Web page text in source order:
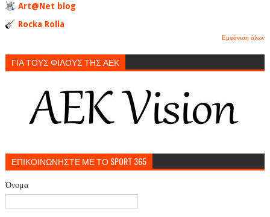
Art@Net blog
Rocka Rolla
Εμφάνιση όλων
ΓΙΑ ΤΟΥΣ ΦΙΛΟΥΣ ΤΗΣ ΑΕΚ
ΕΠΙΚΟΙΝΩΝΗΣΤΕ ΜΕ ΤΟ SPORT 365
Όνομα